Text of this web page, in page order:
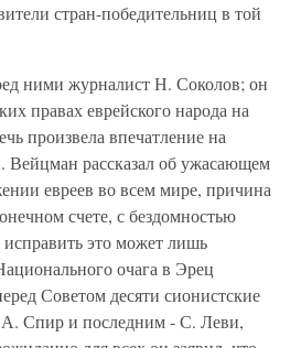
стран-победительниц в той
ними журналист Н. Соколов; он
правах еврейского народа на
произвела впечатление на
Вейцман рассказал об ужасающем
евреев во всем мире, причина
счете, с бездомностью
это может лишь
очага в Эрец
Советом десяти сионистские
Спир и последним - С. Леви,